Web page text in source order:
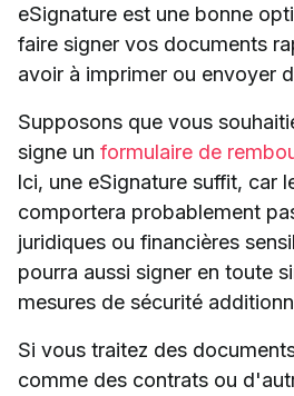
eSignature est une bonne
faire signer vos documents
avoir à imprimer ou envoyer
Supposons que vous
signe un formulaire de
Ici, une eSignature suffit, car
comportera probablement
juridiques ou financières
pourra aussi signer en toute
mesures de sécurité
Si vous traitez des
comme des contrats ou